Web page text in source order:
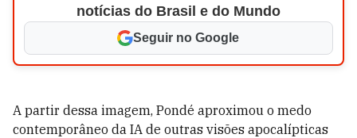
notícias do Brasil e do Mundo
Seguir no Google
A partir dessa imagem, Pondé aproximou o medo
contemporâneo da IA de outras visões apocalípticas